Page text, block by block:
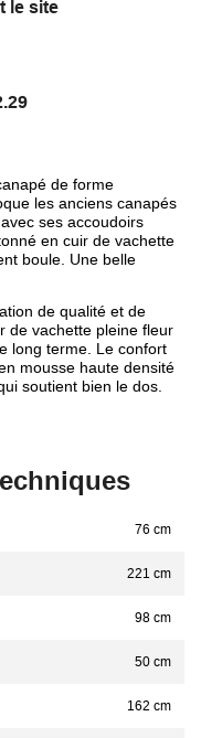
le site
de forme
les anciens canapés
ses accoudoirs
en cuir de vachette
boule. Une belle
de qualité et de
de vachette pleine fleur
long terme. Le confort
mousse haute densité
soutient bien le dos.
76 cm
221 cm
98 cm
50 cm
162 cm